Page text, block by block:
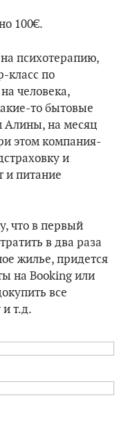
100€.
психотерапию,
класс по
человека,
то бытовые
Алины, на месяц
этом компания-
и
и питание
что в первый
в два раза
жилье, придется
на Booking или
все
т.д.